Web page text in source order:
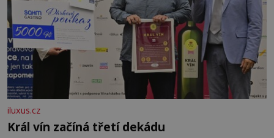
iluxus.cz
Král vín začíná třetí dekádu